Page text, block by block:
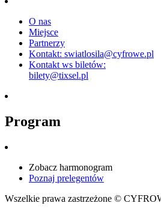
O nas
Miejsce
Partnerzy
Kontakt: swiatlosila@cyfrowe.pl
Kontakt ws biletów:
bilety@tixsel.pl
Program
Zobacz harmonogram
Poznaj prelegentów
Wszelkie prawa zastrzeżone ©